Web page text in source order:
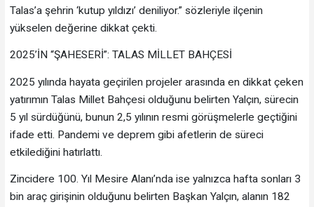
Talas’a şehrin ‘kutup yıldızı’ deniliyor.” sözleriyle ilçenin
yükselen değerine dikkat çekti.
2025’İN “ŞAHESERİ”: TALAS MİLLET BAHÇESİ
2025 yılında hayata geçirilen projeler arasında en dikkat çeken
yatırımın Talas Millet Bahçesi olduğunu belirten Yalçın, sürecin
5 yıl sürdüğünü, bunun 2,5 yılının resmi görüşmelerle geçtiğini
ifade etti. Pandemi ve deprem gibi afetlerin de süreci
etkilediğini hatırlattı.
Zincidere 100. Yıl Mesire Alanı’nda ise yalnızca hafta sonları 3
bin araç girişinin olduğunu belirten Başkan Yalçın, alanın 182